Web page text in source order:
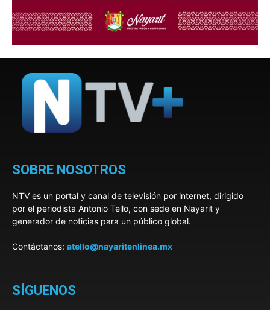
SOBRE NOSOTROS
NTV es un portal y canal de televisión por internet, dirigido
por el periodista Antonio Tello, con sede en Nayarit y
generador de noticias para un público global.
Contáctanos: atello@nayaritenlinea.mx
SÍGUENOS